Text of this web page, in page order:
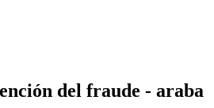
del fraude - araba